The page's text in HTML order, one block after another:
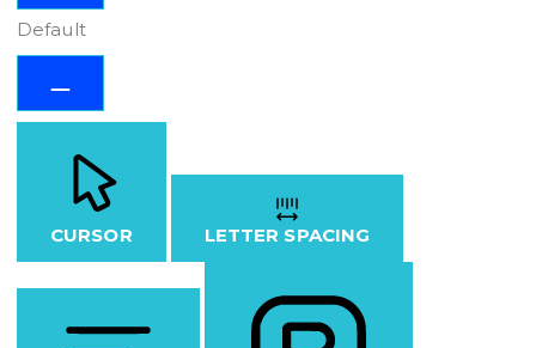
Default
CURSOR LETTER SPACING